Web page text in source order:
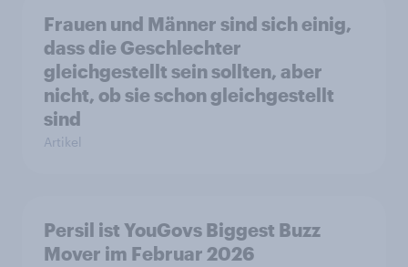
Frauen und Männer sind sich einig,
dass die Geschlechter
gleichgestellt sein sollten, aber
nicht, ob sie schon gleichgestellt
sind
Artikel
Persil ist YouGovs Biggest Buzz
Mover im Februar 2026